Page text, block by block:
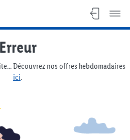
Erreur
Découvrez nos offres hebdomadaires
ici.